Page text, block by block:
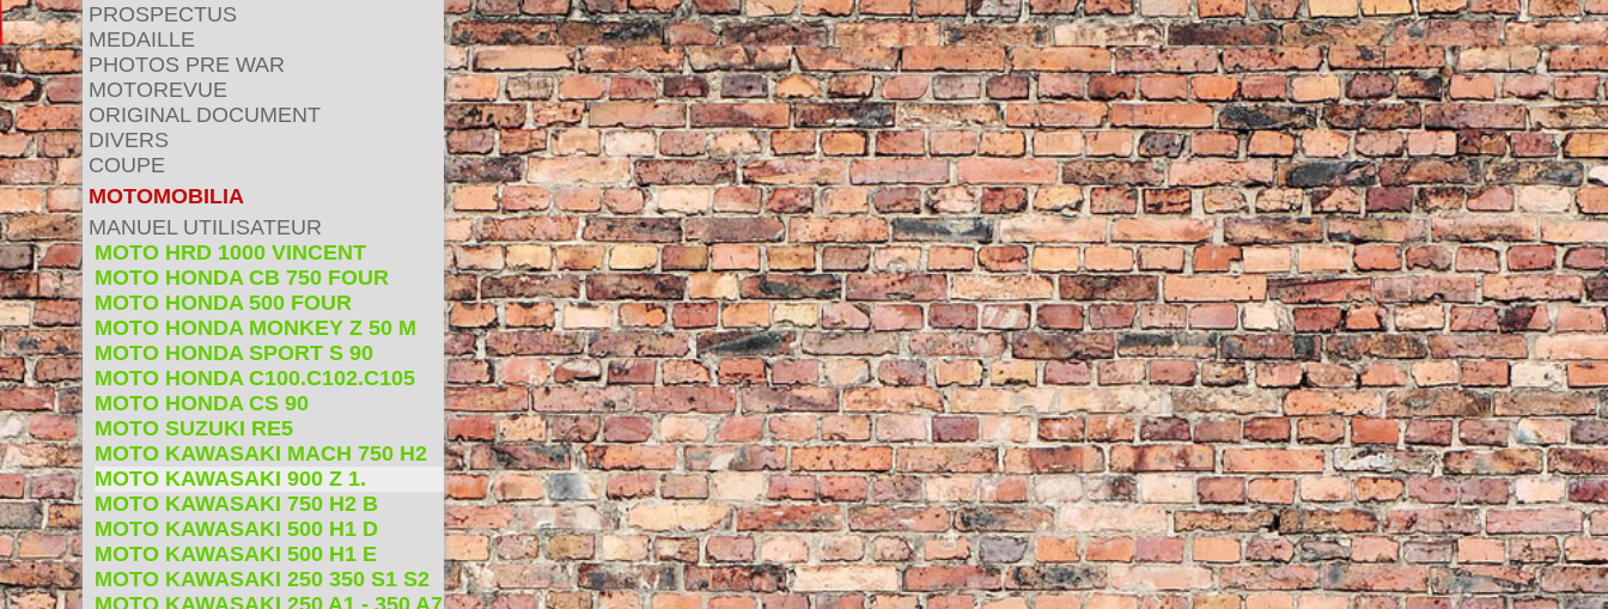
PROSPECTUS
MEDAILLE
PHOTOS PRE WAR
MOTOREVUE
ORIGINAL DOCUMENT
DIVERS
COUPE
MOTOMOBILIA
MANUEL UTILISATEUR
MOTO HRD 1000 VINCENT
MOTO HONDA CB 750 FOUR
MOTO HONDA 500 FOUR
MOTO HONDA MONKEY Z 50 M
MOTO HONDA SPORT S 90
MOTO HONDA C100.C102.C105
MOTO HONDA CS 90
MOTO SUZUKI RE5
MOTO KAWASAKI MACH 750 H2
MOTO KAWASAKI 900 Z 1.
MOTO KAWASAKI 750 H2 B
MOTO KAWASAKI 500 H1 D
MOTO KAWASAKI 500 H1 E
MOTO KAWASAKI 250 350 S1 S2
MOTO KAWASAKI 250 A1 - 350 A7